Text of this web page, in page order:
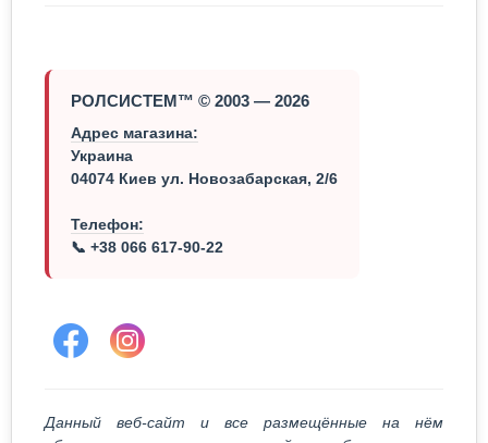
РОЛСИСТЕМ™ © 2003 — 2026
Адрес магазина:
Украина
04074 Киев ул. Новозабарская, 2/6
Телефон:
📞 +38 066 617-90-22
Данный веб-сайт и все размещённые на нём